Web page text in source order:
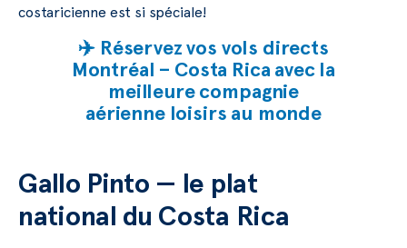
costaricienne est si spéciale!
✈️ Réservez vos vols directs
Montréal – Costa Rica avec la
meilleure compagnie
aérienne loisirs au monde
Gallo Pinto — le plat
national du Costa Rica